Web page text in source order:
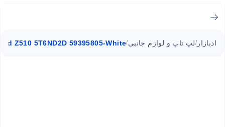
ادبازار /لپ تاپ و لوازم جانبی/
Z510 5T6ND2D 59395805-White